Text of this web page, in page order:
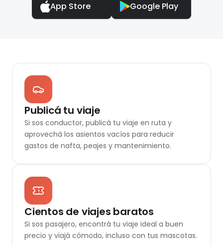
App Store Google Play
Publicá tu viaje
Si sos conductor, publicá tu viaje en ruta y
aprovechá los asientos vacíos para reducir
gastos de nafta, peajes y mantenimiento.
Cientos de viajes baratos
Si sos pasajero, encontrá tu viaje ideal a buen
precio y viajá cómodo, incluso con tus mascotas.